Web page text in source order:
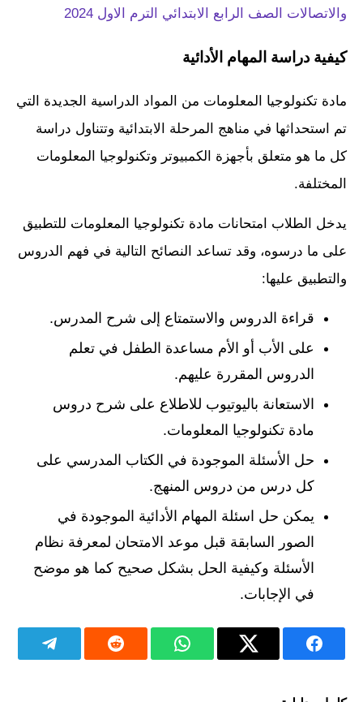
والاتصالات الصف الرابع الابتدائي الترم الاول 2024
كيفية دراسة المهام الأدائية
مادة تكنولوجيا المعلومات من المواد الدراسية الجديدة التي
تم استحداثها في مناهج المرحلة الابتدائية وتتناول دراسة
كل ما هو متعلق بأجهزة الكمبيوتر وتكنولوجيا المعلومات
المختلفة.
يدخل الطلاب امتحانات مادة تكنولوجيا المعلومات للتطبيق
على ما درسوه، وقد تساعد النصائح التالية في فهم الدروس
والتطبيق عليها:
قراءة الدروس والاستمتاع إلى شرح المدرس.
على الأب أو الأم مساعدة الطفل في تعلم
الدروس المقررة عليهم.
الاستعانة باليوتيوب للاطلاع على شرح دروس
مادة تكنولوجيا المعلومات.
حل الأسئلة الموجودة في الكتاب المدرسي على
كل درس من دروس المنهج.
يمكن حل اسئلة المهام الأدائية الموجودة في
الصور السابقة قبل موعد الامتحان لمعرفة نظام
الأسئلة وكيفية الحل بشكل صحيح كما هو موضح
في الإجابات.